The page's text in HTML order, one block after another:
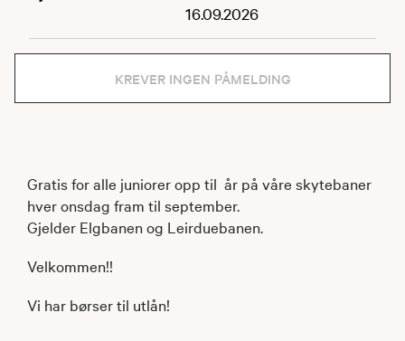
16.09.2026
KREVER INGEN PÅMELDING
Gratis for alle juniorer opp til år på våre skytebaner
hver onsdag fram til september.
Gjelder Elgbanen og Leirduebanen.
Velkommen!!
Vi har børser til utlån!